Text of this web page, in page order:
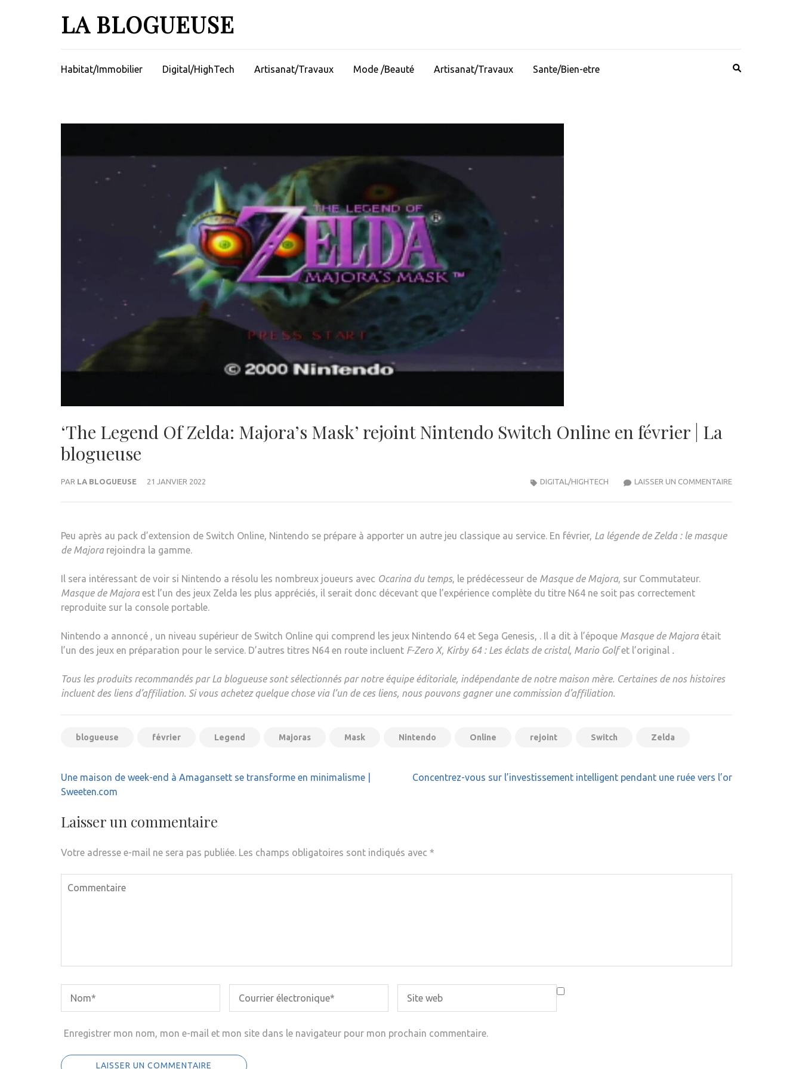
LA BLOGUEUSE
Habitat/Immobilier Digital/HighTech Artisanat/Travaux Mode /Beauté Artisanat/Travaux Sante/Bien-etre
‘The Legend Of Zelda: Majora’s Mask’ rejoint Nintendo Switch Online en février | La
blogueuse
PAR LA BLOGUEUSE 21 JANVIER 2022 LAISSER UN COMMENTAIRE‘THE
DIGITAL/HIGHTECH
Peu après au pack d’extension de Switch Online, Nintendo se prépare à apporter un autre jeu classique au service. En février, La légende de Zelda : le masque
de Majora rejoindra la gamme.
Il sera intéressant de voir si Nintendo a résolu les nombreux joueurs avec Ocarina du temps, le prédécesseur de Masque de Majora, sur Commutateur.
Masque de Majora est l’un des jeux Zelda les plus appréciés, il serait donc décevant que l’expérience complète du titre N64 ne soit pas correctement
reproduite sur la console portable.
Nintendo a annoncé , un niveau supérieur de Switch Online qui comprend les jeux Nintendo 64 et Sega Genesis, . Il a dit à l’époque Masque de Majora était
l’un des jeux en préparation pour le service. D’autres titres N64 en route incluent F-Zero X, Kirby 64 : Les éclats de cristal, Mario Golfet l’original .
Tous les produits recommandés par La blogueuse sont sélectionnés par notre équipe éditoriale, indépendante de notre maison mère. Certaines de nos histoires
incluent des liens d’affiliation. Si vous achetez quelque chose via l’un de ces liens, nous pouvons gagner une commission d’affiliation.
blogueuse février Legend Majoras Mask Nintendo Online rejoint Switch Zelda
Navigation
de
Une maison de week-end à Amagansett se transforme en minimalisme |
Sweeten.com
Concentrez-vous sur l’investissement intelligent pendant une ruée vers l’or
Laisser un commentaire
Votre adresse e-mail ne sera pas publiée. Les champs obligatoires sont indiqués avec *
Enregistrer mon nom, mon e-mail et mon site dans le navigateur pour mon prochain commentaire.